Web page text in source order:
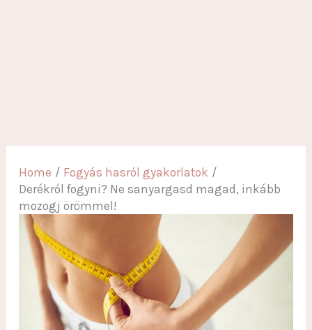
Home
Fogyás hasról gyakorlatok
Derékról fogyni? Ne sanyargasd magad, inkább
mozogj örömmel!